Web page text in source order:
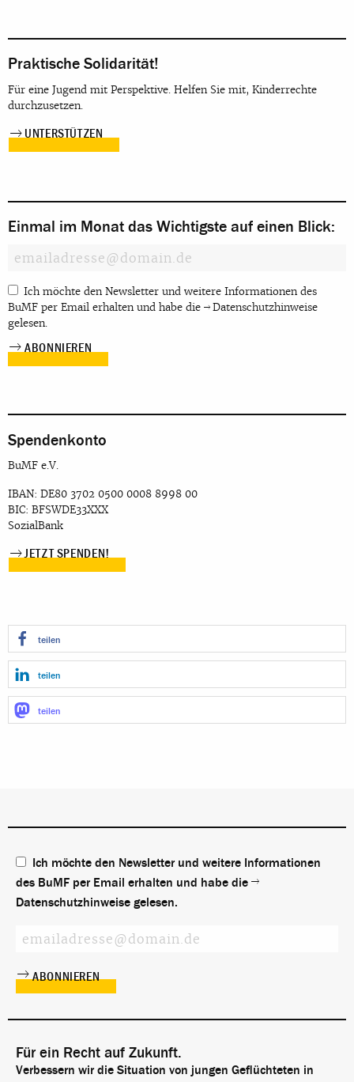
Praktische Solidarität!
Für eine Jugend mit Perspektive. Helfen Sie mit, Kinderrechte
durchzusetzen.
UNTERSTÜTZEN
Einmal im Monat das Wichtigste auf einen Blick:
Ich möchte den Newsletter und weitere Informationen des
BuMF per Email erhalten und habe die
Datenschutzhinweise
gelesen.
Spendenkonto
BuMF e.V.
IBAN: DE80 3702 0500 0008 8998 00
BIC: BFSWDE33XXX
SozialBank
JETZT SPENDEN!
teilen
teilen
teilen
Ich möchte den Newsletter und weitere Informationen
des BuMF per Email erhalten und habe die
Datenschutzhinweise gelesen.
Für ein Recht auf Zukunft.
Verbessern wir die Situation von jungen Geflüchteten in